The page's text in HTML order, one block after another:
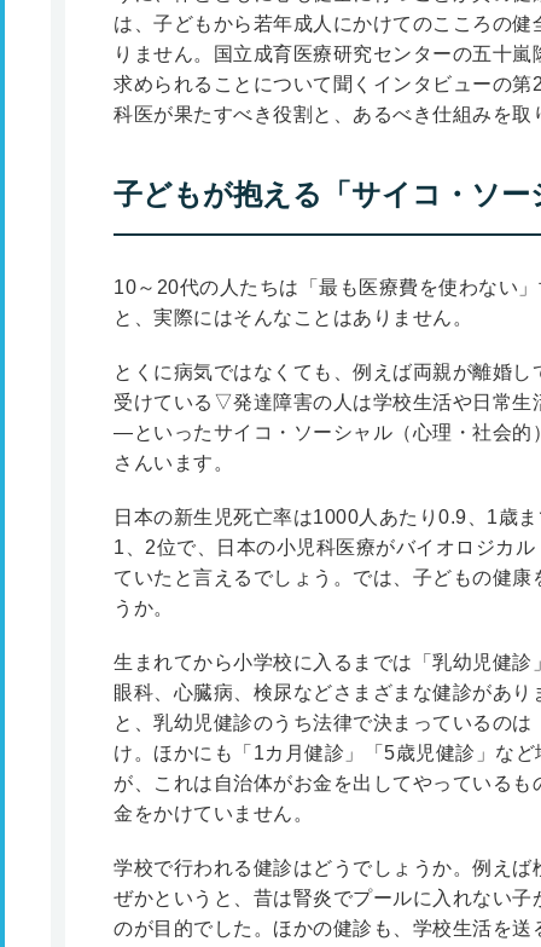
は、子どもから若年成人にかけてのこころの
りません。国立成育医療研究センターの五十
求められることについて聞くインタビューの
科医が果たすべき役割と、あるべき仕組みを取
子どもが抱える「サイコ・ソー
10～20代の人たちは「最も医療費を使わない
と、実際にはそんなことはありません。
とくに病気ではなくても、例えば両親が離婚
受けている▽発達障害の人は学校生活や日常
―といったサイコ・ソーシャル（心理・社会的
さんいます。
日本の新生児死亡率は1000人あたり0.9、1歳
1、2位で、日本の小児科医療がバイオロジカ
ていたと言えるでしょう。では、子どもの健
うか。
生まれてから小学校に入るまでは「乳幼児健
眼科、心臓病、検尿などさまざまな健診があ
と、乳幼児健診のうち法律で決まっているの
け。ほかにも「1カ月健診」「5歳児健診」な
が、これは自治体がお金を出してやっている
金をかけていません。
学校で行われる健診はどうでしょうか。例え
ぜかというと、昔は腎炎でプールに入れない
のが目的でした。ほかの健診も、学校生活を